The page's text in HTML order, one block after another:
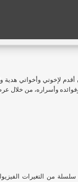
لإخوتي وأخواتي هدية
وأسراره، من خلال
سلسلة من التغيرات